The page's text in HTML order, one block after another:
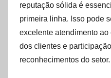
reputação sólida é
primeira linha. Isso pode
excelente atendimento
dos clientes e
reconhecimentos do setor.